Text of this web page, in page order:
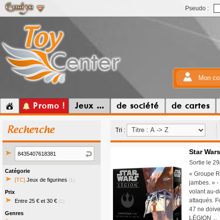
Pseudo :
Mon
Promo ! Jeux ... de société de cartes
Recherche
Catégorie
[TC] Jeux de figurines (1)
Prix
Entre 25 € et 30 € (1)
Genres
Tri :
Star
Sortie le
« Groupe
jambes. »
volant au-
attaqués.
47 ne
LÉGION